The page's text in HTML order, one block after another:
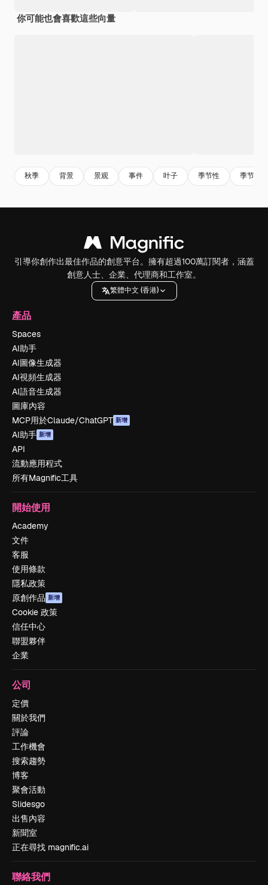
你可能也會喜歡這些向量
秋季 背景 景观 事件 叶子 季节性 季节
引導你創作出最佳作品的創意平台。擁有超過100萬訂閱者，涵蓋
創意人士、企業、代理商和工作室。
繁體中文 (香港)
產品
Spaces
AI助手
AI圖像生成器
AI視頻生成器
AI語音生成器
圖庫內容
MCP用於Claude/ChatGPT 新增
AI助手 新增
API
流動應用程式
所有Magnific工具
開始使用
Academy
文件
客服
使用條款
隱私政策
原創作品 新增
Cookie 政策
信任中心
聯盟夥伴
企業
公司
定價
關於我們
評論
工作機會
搜索趨勢
博客
聚會活動
Slidesgo
出售內容
新聞室
正在尋找 magnific.ai
聯絡我們